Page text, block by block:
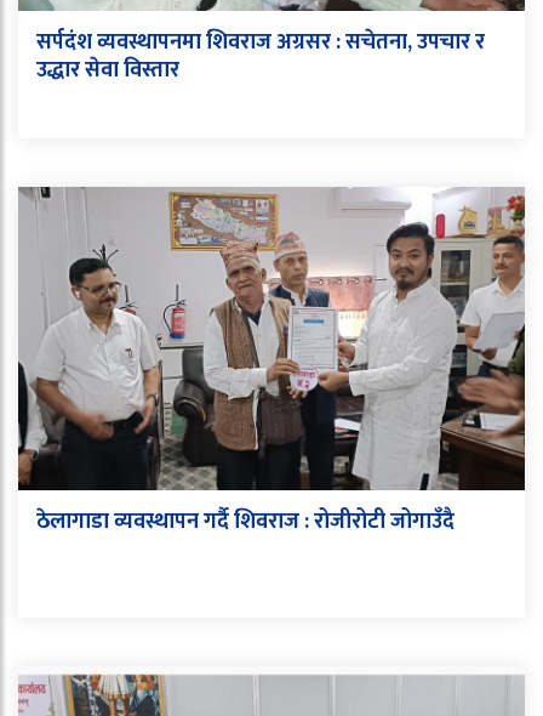
सर्पदंश व्यवस्थापनमा शिवराज अग्रसर : सचेतना, उपचार र
उद्धार सेवा विस्तार
ठेलागाडा व्यवस्थापन गर्दै शिवराज : रोजीरोटी जोगाउँदै